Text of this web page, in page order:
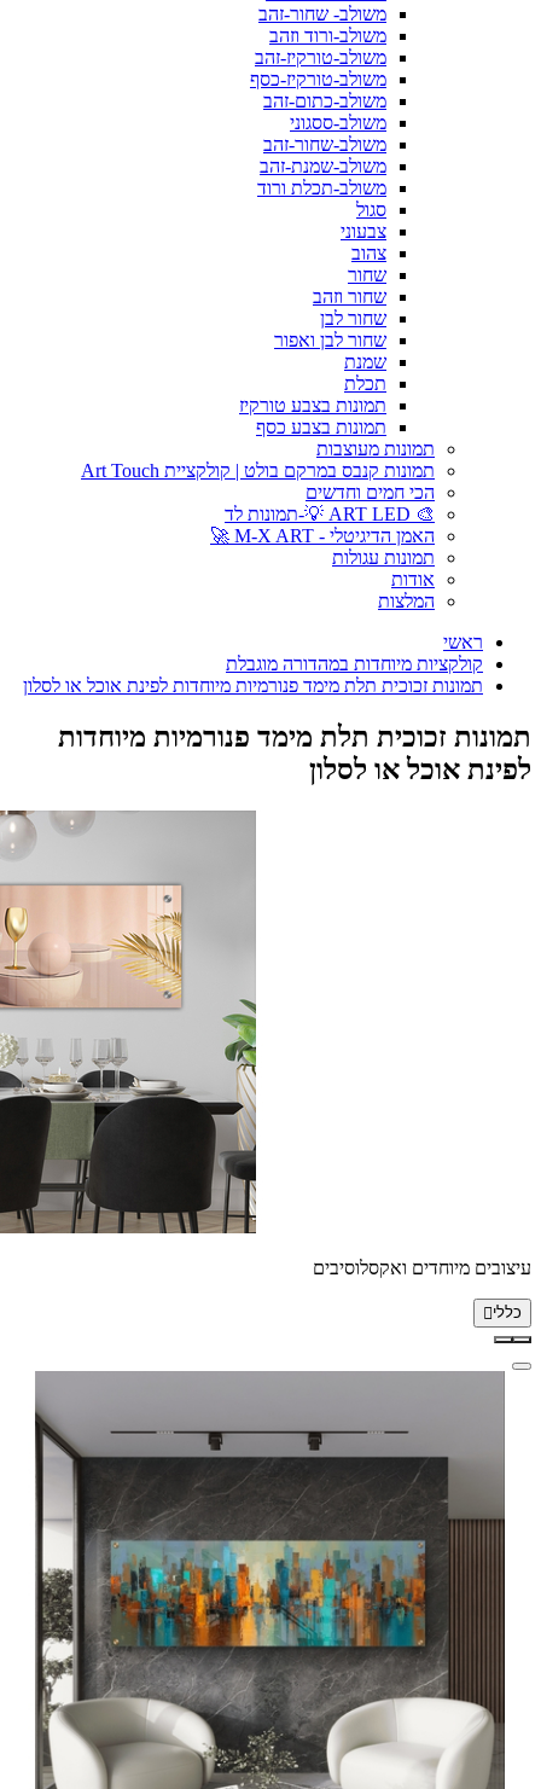
משולב- שחור-זהב
משולב-ורוד וזהב
משולב-טורקיז-זהב
משולב-טורקיז-כסף
משולב-כתום-זהב
משולב-ססגוני
משולב-שחור-זהב
משולב-שמנת-זהב
משולב-תכלת ורוד
סגול
צבעוני
צהוב
שחור
שחור וזהב
שחור לבן
שחור לבן ואפור
שמנת
תכלת
תמונות בצבע טורקיז
תמונות בצבע כסף
תמונות מעוצבות
תמונות קנבס במרקם בולט | קולקציית Art Touch
הכי חמים וחדשים
🎨 ART LED 💡-תמונות לד
האמן הדיגיטלי - M-X ART 🚀
תמונות עגולות
אודות
המלצות
ראשי
קולקציות מיוחדות במהדורה מוגבלת
תמונות זכוכית תלת מימד פנורמיות מיוחדות לפינת אוכל או לסלון
תמונות זכוכית תלת מימד פנורמיות מיוחדות
לפינת אוכל או לסלון
עיצובים מיוחדים ואקסלוסיבים
כללי